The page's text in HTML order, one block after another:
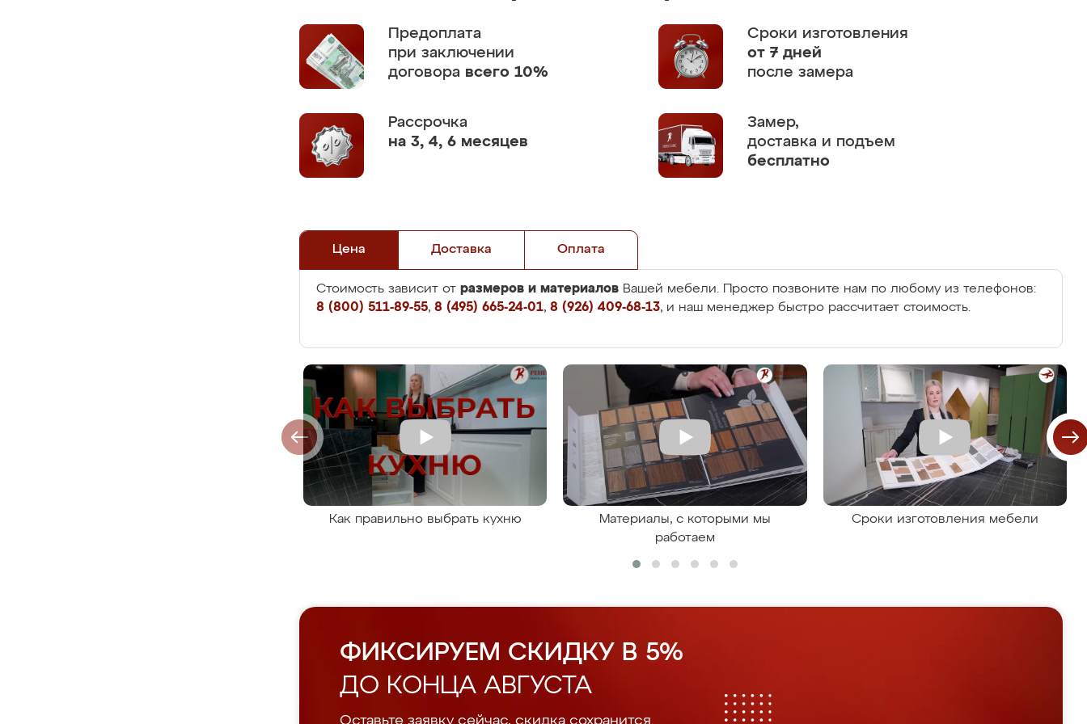
Предоплата
при заключении
договора всего 10%
Сроки изготовления
от 7 дней
после замера
Рассрочка
на 3, 4, 6 месяцев
Замер,
доставка и подъем
бесплатно
Цена Доставка Оплата
Стоимость зависит от размеров и материалов Вашей мебели. Просто позвоните нам по любому из телефонов:
8 (800) 511-89-55, 8 (495) 665-24-01, 8 (926) 409-68-13, и наш менеджер быстро рассчитает стоимость.
Как правильно выбрать кухню
Материалы, с которыми мы
работаем
Сроки изготовления мебели
ФИКСИРУЕМ СКИДКУ В 5%
ДО КОНЦА АВГУСТА
Оставьте заявку сейчас, скидка сохранится.